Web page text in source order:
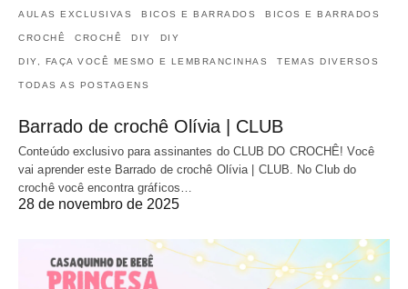
AULAS EXCLUSIVAS BICOS E BARRADOS BICOS E BARRADOS
CROCHÊ CROCHÊ DIY DIY
DIY, FAÇA VOCÊ MESMO E LEMBRANCINHAS TEMAS DIVERSOS
TODAS AS POSTAGENS
Barrado de crochê Olívia | CLUB
Conteúdo exclusivo para assinantes do CLUB DO CROCHÊ! Você
vai aprender este Barrado de crochê Olívia | CLUB. No Club do
crochê você encontra gráficos…
28 de novembro de 2025